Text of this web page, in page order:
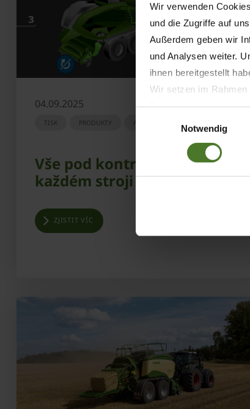
Wir verwenden
und die Zugriffe auf
Außerdem geben wir
und Analysen weiter.
ihnen bereitgestellt
Wir setzen im
Impressum
Notwendig
04.09.2025
TISK PRODUKTY AGRITECHNICA
Vše pod kontrolou, na
každém stroji
ZJISTIT VÍC